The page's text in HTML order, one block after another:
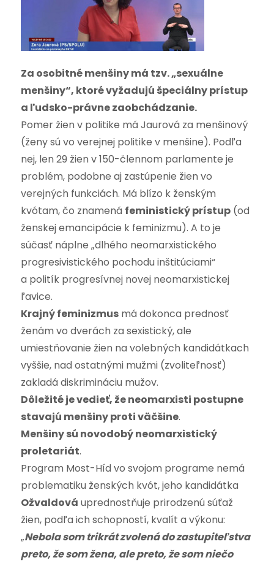
Za osobitné menšiny má tzv. „sexuálne
menšiny“, ktoré vyžadujú špeciálny prístup
a ľudsko-právne zaobchádzanie.
Pomer žien v politike má Jaurová za menšinový
(ženy sú vo verejnej politike v menšine). Podľa
nej, len 29 žien v 150-člennom parlamente je
problém, podobne aj zastúpenie žien vo
verejných funkciách. Má blízo k ženským
kvótam, čo znamená feministický prístup(od
ženskej emancipácie k feminizmu). A to je
súčasť náplne „dlhého neomarxistického
progresivistického pochodu inštitúciami“
a politík progresívnej novej neomarxistickej
ľavice.
Krajný feminizmusmá dokonca prednosť
ženám vo dverách za sexistický, ale
umiestňovanie žien na volebných kandidátkach
vyššie, nad ostatnými mužmi (zvoliteľnosť)
zakladá diskrimináciu mužov.
Dôležité je vedieť, že neomarxisti postupne
stavajú menšiny proti väčšine.
Menšiny sú novodobý neomarxistický
proletariát.
Program Most-Híd vo svojom programe nemá
problematiku ženských kvót, jeho kandidátka
Ožvaldová uprednostňuje prirodzenú súťaž
žien, podľa ich schopností, kvalít a výkonu:
„Nebola som trikrát zvolená do zastupiteľstva
preto, že som žena, ale preto, že som niečo